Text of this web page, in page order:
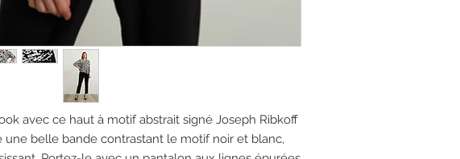
avec ce haut à motif abstrait signé Joseph Ribkoff
une belle bande contrastant le motif noir et blanc,